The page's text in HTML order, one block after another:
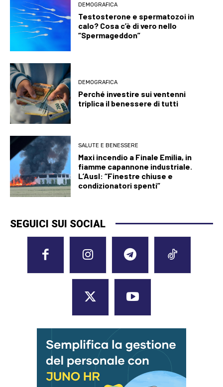
DEMOGRAFICA
Testosterone e spermatozoi in
calo? Cosa c’è di vero nello
“Spermageddon”
DEMOGRAFICA
Perché investire sui ventenni
triplica il benessere di tutti
SALUTE E BENESSERE
Maxi incendio a Finale Emilia, in
fiamme capannone industriale.
L’Ausl: “Finestre chiuse e
condizionatori spenti”
SEGUICI SUI SOCIAL